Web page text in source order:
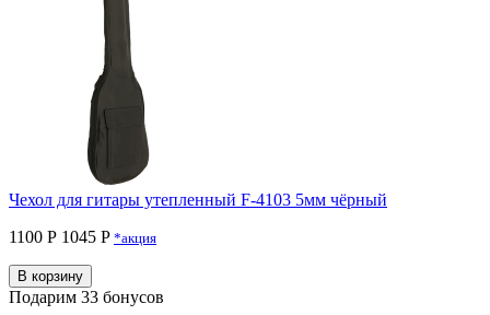
Чехол для гитары утепленный F-4103 5мм чёрный
1100 Р 1045 P *акция
В корзину
Подарим 33 бонусов